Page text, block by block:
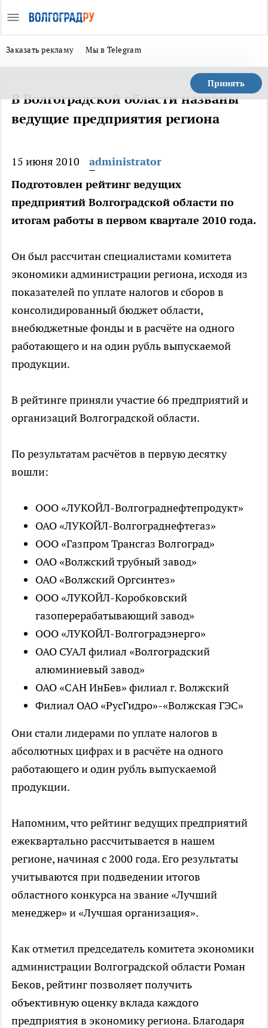
Заказать рекламу Мы в Telegram
Принять
В Волгоградской области названы
ведущие предприятия региона
15 июня 2010
administrator
Подготовлен рейтинг ведущих
предприятий Волгоградской области по
итогам работы в первом квартале 2010 года.
Он был рассчитан специалистами комитета
экономики администрации региона, исходя из
показателей по уплате налогов и сборов в
консолидированный бюджет области,
внебюджетные фонды и в расчёте на одного
работающего и на один рубль выпускаемой
продукции.
В рейтинге приняли участие 66 предприятий и
организаций Волгоградской области.
По результатам расчётов в первую десятку
вошли:
ООО «ЛУКОЙЛ-Волгограднефтепродукт»
ОАО «ЛУКОЙЛ-Волгограднефтегаз»
ООО «Газпром Трансгаз Волгоград»
ОАО «Волжский трубный завод»
ОАО «Волжский Оргсинтез»
ООО «ЛУКОЙЛ-Коробковский
газоперерабатывающий завод»
ООО «ЛУКОЙЛ-Волгоградэнерго»
ОАО СУАЛ филиал «Волгоградский
алюминиевый завод»
ОАО «САН ИнБев» филиал г. Волжский
Филиал ОАО «РусГидро»-«Волжская ГЭС»
Они стали лидерами по уплате налогов в
абсолютных цифрах и в расчёте на одного
работающего и один рубль выпускаемой
продукции.
Напомним, что рейтинг ведущих предприятий
ежеквартально рассчитывается в нашем
регионе, начиная с 2000 года. Его результаты
учитываются при подведении итогов
областного конкурса на звание «Лучший
менеджер» и «Лучшая организация».
Как отметил председатель комитета экономики
администрации Волгоградской области Роман
Беков, рейтинг позволяет получить
объективную оценку вклада каждого
предприятия в экономику региона. Благодаря